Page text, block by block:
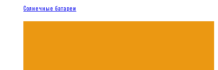
Солнечные батареи